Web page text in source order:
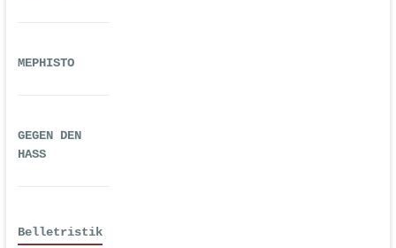
MEPHISTO
GEGEN DEN
HASS
Belletristik